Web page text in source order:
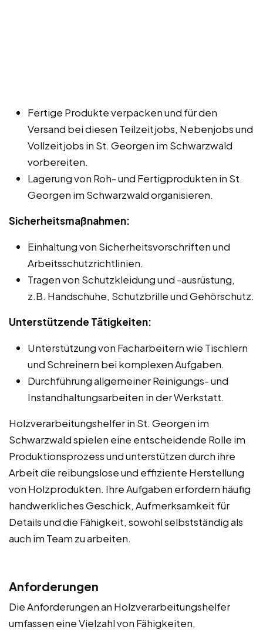
Fertige Produkte verpacken und für den
Versand bei diesen Teilzeitjobs, Nebenjobs und
Vollzeitjobs in St. Georgen im Schwarzwald
vorbereiten.
Lagerung von Roh- und Fertigprodukten in St.
Georgen im Schwarzwald organisieren.
Sicherheitsmaßnahmen:
Einhaltung von Sicherheitsvorschriften und
Arbeitsschutzrichtlinien.
Tragen von Schutzkleidung und -ausrüstung,
z.B. Handschuhe, Schutzbrille und Gehörschutz.
Unterstützende Tätigkeiten:
Unterstützung von Facharbeitern wie Tischlern
und Schreinern bei komplexen Aufgaben.
Durchführung allgemeiner Reinigungs- und
Instandhaltungsarbeiten in der Werkstatt.
Holzverarbeitungshelfer in St. Georgen im
Schwarzwald spielen eine entscheidende Rolle im
Produktionsprozess und unterstützen durch ihre
Arbeit die reibungslose und effiziente Herstellung
von Holzprodukten. Ihre Aufgaben erfordern häufig
handwerkliches Geschick, Aufmerksamkeit für
Details und die Fähigkeit, sowohl selbstständig als
auch im Team zu arbeiten.
Anforderungen
Die Anforderungen an Holzverarbeitungshelfer
umfassen eine Vielzahl von Fähigkeiten,